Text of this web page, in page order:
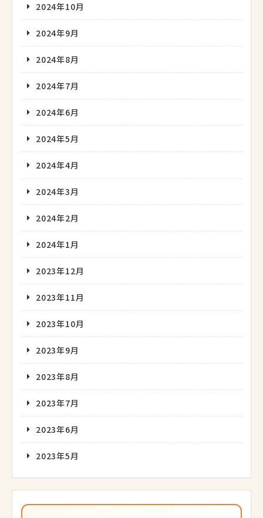
2024年10月
2024年9月
2024年8月
2024年7月
2024年6月
2024年5月
2024年4月
2024年3月
2024年2月
2024年1月
2023年12月
2023年11月
2023年10月
2023年9月
2023年8月
2023年7月
2023年6月
2023年5月